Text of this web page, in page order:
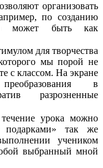
организовать
по созданию
может быть как
для творчества
мы порой не
с классом. На экране
в
разрозненные
урока можно
подарками» так же
учеником
выбранный мной